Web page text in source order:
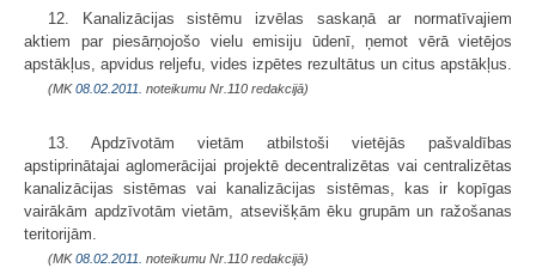
12. Kanalizācijas sistēmu izvēlas saskaņā ar normatīvajiem
aktiem par piesārņojošo vielu emisiju ūdenī, ņemot vērā vietējos
apstākļus, apvidus reljefu, vides izpētes rezultātus un citus apstākļus.
(MK08.02.2011. noteikumu Nr.110 redakcijā)
13. Apdzīvotām vietām atbilstoši vietējās pašvaldības
apstiprinātajai aglomerācijai projektē decentralizētas vai centralizētas
kanalizācijas sistēmas vai kanalizācijas sistēmas, kas ir kopīgas
vairākām apdzīvotām vietām, atsevišķām ēku grupām un ražošanas
teritorijām.
(MK08.02.2011. noteikumu Nr.110 redakcijā)